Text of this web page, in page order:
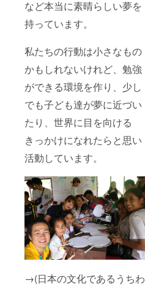
など本当に素晴らしい夢を
持っています。
私たちの行動は小さなもの
かもしれないけれど、勉強
ができる環境を作り、少し
でも子ども達が夢に近づい
たり、世界に目を向ける
きっかけになれたらと思い
活動しています。
→(日本の文化であるうちわ